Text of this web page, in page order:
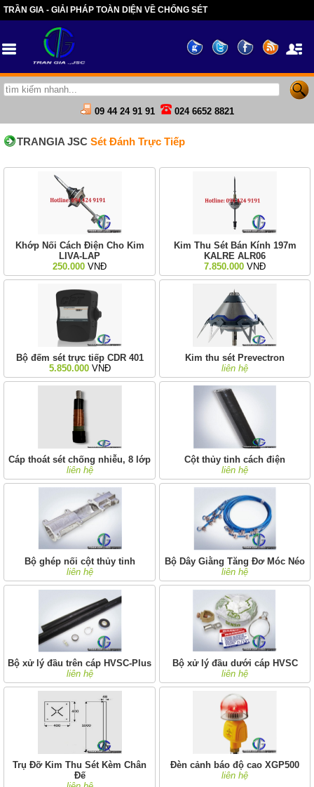
TRẦN GIA - GIẢI PHÁP TOÀN DIỆN VỀ CHỐNG SÉT
09 44 24 91 91 024 6652 8821
TRANGIA JSC Sét Đánh Trực Tiếp
Khớp Nối Cách Điện Cho Kim
LIVA-LAP
250.000 VNĐ
Kim Thu Sét Bán Kính 197m
KALRE ALR06
7.850.000 VNĐ
Bộ đếm sét trực tiếp CDR 401
5.850.000VNĐ
Kim thu sét Prevectron
liên hệ
Cáp thoát sét chống nhiễu, 8 lớp
liên hệ
Cột thủy tinh cách điện
liên hệ
Bộ ghép nối cột thủy tinh
liên hệ
Bộ Dây Giằng Tăng Đơ Móc Néo
liên hệ
Bộ xử lý đầu trên cáp HVSC-Plus
liên hệ
Bộ xử lý đầu dưới cáp HVSC
liên hệ
Trụ Đỡ Kim Thu Sét Kèm Chân
Đế
Đèn cảnh báo độ cao XGP500
liên hệ